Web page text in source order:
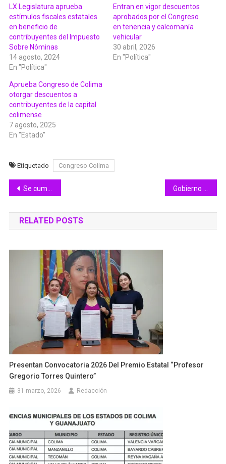
LX Legislatura aprueba
estímulos fiscales estatales
en beneficio de
contribuyentes del Impuesto
Sobre Nóminas
14 agosto, 2024
En "Política"
Entran en vigor descuentos
aprobados por el Congreso
en tenencia y calcomanía
vehicular
30 abril, 2026
En "Política"
Aprueba Congreso de Colima
otorgar descuentos a
contribuyentes de la capital
colimense
7 agosto, 2025
En "Estado"
Etiquetado Congreso Colima
Navegación
de
entradas
Se cumplen 8 años de transformación en el país, con bienestar, justicia social y reducción de pobreza: Morena Colima Gobierno de Indira Vizcaíno fortalecerá la cobertura médica en 90 Centros de Salud
RELATED POSTS
Presentan Convocatoria 2026 Del Premio Estatal “Profesor
Gregorio Torres Quintero”
31 marzo, 2026 Redacción